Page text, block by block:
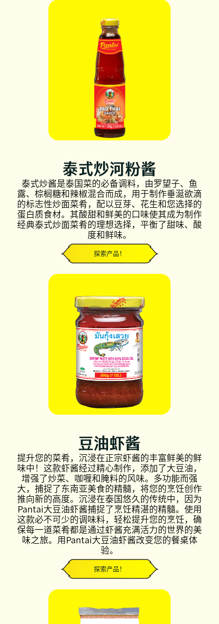
泰式炒河粉酱
泰式炒酱是泰国菜的必备调料，由罗望子、鱼
露、棕榈糖和辣椒混合而成，用于制作垂涎欲滴
的标志性炒面菜肴，配以豆芽、花生和您选择的
蛋白质食材。其酸甜和鲜美的口味使其成为制作
经典泰式炒面菜肴的理想选择，平衡了甜味、酸
度和鲜味。
探索产品！
豆油虾酱
提升您的菜肴，沉浸在正宗虾酱的丰富鲜美的鲜
味中！这款虾酱经过精心制作，添加了大豆油，
增强了炒菜、咖喱和腌料的风味。多功能而强
大，捕捉了东南亚美食的精髓，将您的烹饪创作
推向新的高度。沉浸在泰国悠久的传统中，因为
Pantai大豆油虾酱捕捉了烹饪精湛的精髓。使用
这款必不可少的调味料，轻松提升您的烹饪，确
保每一道菜肴都是通过虾酱充满活力的世界的美
味之旅。用Pantai大豆油虾酱改变您的餐桌体
验。
探索产品！